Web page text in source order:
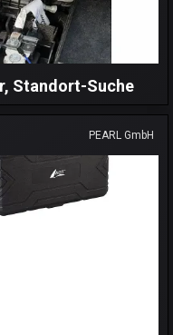
Standort-Suche
PEARL GmbH